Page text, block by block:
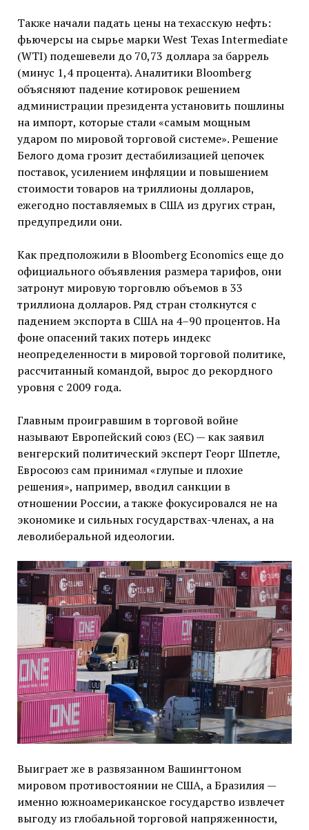
Также начали падать цены на техасскую нефть:
фьючерсы на сырье марки West Texas Intermediate
(WTI) подешевели до 70,73 доллара за баррель
(минус 1,4 процента). Аналитики Bloomberg
объясняют падение котировок решением
администрации президента установить пошлины
на импорт, которые стали «самым мощным
ударом по мировой торговой системе». Решение
Белого дома грозит дестабилизацией цепочек
поставок, усилением инфляции и повышением
стоимости товаров на триллионы долларов,
ежегодно поставляемых в США из других стран,
предупредили они.
Как предположили в Bloomberg Economics еще до
официального объявления размера тарифов, они
затронут мировую торговлю объемов в 33
триллиона долларов. Ряд стран столкнутся с
падением экспорта в США на 4–90 процентов. На
фоне опасений таких потерь индекс
неопределенности в мировой торговой политике,
рассчитанный командой, вырос до рекордного
уровня с 2009 года.
Главным проигравшим в торговой войне
называют Европейский союз (ЕС) — как заявил
венгерский политический эксперт Георг Шпетле,
Евросоюз сам принимал «глупые и плохие
решения», например, вводил санкции в
отношении России, а также фокусировался не на
экономике и сильных государствах-членах, а на
леволиберальной идеологии.
Выиграет же в развязанном Вашингтоном
мировом противостоянии не США, а Бразилия —
именно южноамериканское государство извлечет
выгоду из глобальной торговой напряженности,